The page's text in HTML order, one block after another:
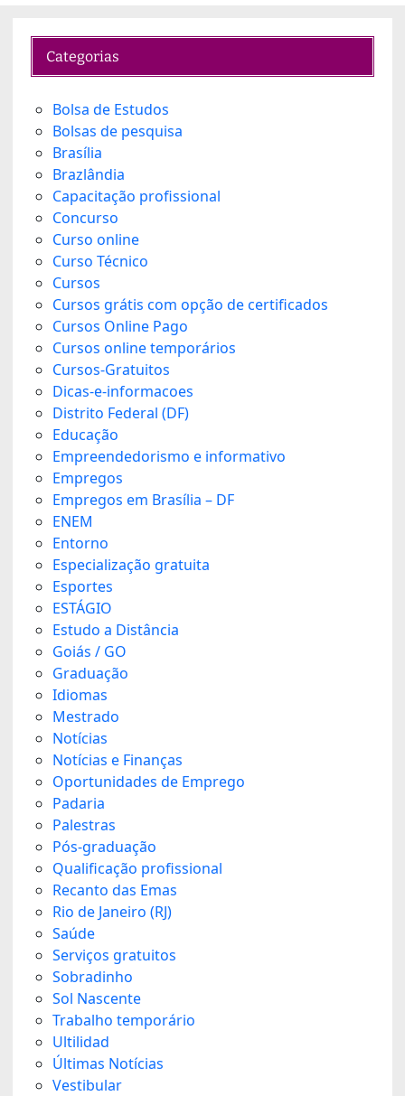
Categorias
Bolsa de Estudos
Bolsas de pesquisa
Brasília
Brazlândia
Capacitação profissional
Concurso
Curso online
Curso Técnico
Cursos
Cursos grátis com opção de certificados
Cursos Online Pago
Cursos online temporários
Cursos-Gratuitos
Dicas-e-informacoes
Distrito Federal (DF)
Educação
Empreendedorismo e informativo
Empregos
Empregos em Brasília – DF
ENEM
Entorno
Especialização gratuita
Esportes
ESTÁGIO
Estudo a Distância
Goiás / GO
Graduação
Idiomas
Mestrado
Notícias
Notícias e Finanças
Oportunidades de Emprego
Padaria
Palestras
Pós-graduação
Qualificação profissional
Recanto das Emas
Rio de Janeiro (RJ)
Saúde
Serviços gratuitos
Sobradinho
Sol Nascente
Trabalho temporário
Ultilidad
Últimas Notícias
Vestibular